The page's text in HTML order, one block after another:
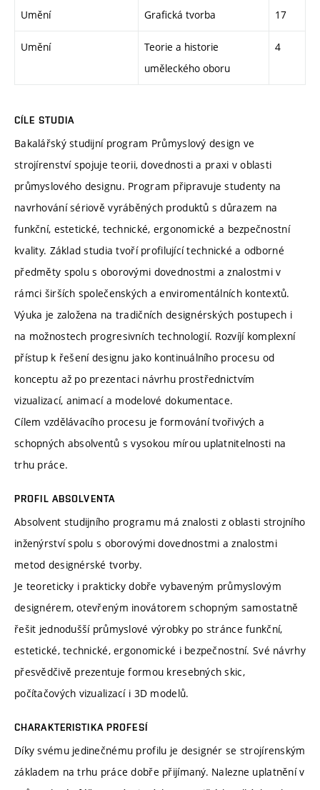
Umění Grafická tvorba 17
Umění
Teorie a historie
uměleckého oboru
4
CÍLE STUDIA
Bakalářský studijní program Průmyslový design ve
strojírenství spojuje teorii, dovednosti a praxi v oblasti
průmyslového designu. Program připravuje studenty na
navrhování sériově vyráběných produktů s důrazem na
funkční, estetické, technické, ergonomické a bezpečnostní
kvality. Základ studia tvoří profilující technické a odborné
předměty spolu s oborovými dovednostmi a znalostmi v
rámci širších společenských a enviromentálních kontextů.
Výuka je založena na tradičních designérských postupech i
na možnostech progresivních technologií. Rozvíjí komplexní
přístup k řešení designu jako kontinuálního procesu od
konceptu až po prezentaci návrhu prostřednictvím
vizualizací, animací a modelové dokumentace.
Cílem vzdělávacího procesu je formování tvořivých a
schopných absolventů s vysokou mírou uplatnitelnosti na
trhu práce.
PROFIL ABSOLVENTA
Absolvent studijního programu má znalosti z oblasti strojního
inženýrství spolu s oborovými dovednostmi a znalostmi
metod designérské tvorby.
Je teoreticky i prakticky dobře vybaveným průmyslovým
designérem, otevřeným inovátorem schopným samostatně
řešit jednodušší průmyslové výrobky po stránce funkční,
estetické, technické, ergonomické i bezpečnostní. Své návrhy
přesvědčivě prezentuje formou kresebných skic,
počítačových vizualizací i 3D modelů.
CHARAKTERISTIKA PROFESÍ
Díky svému jedinečnému profilu je designér se strojírenským
základem na trhu práce dobře přijímaný. Nalezne uplatnění v